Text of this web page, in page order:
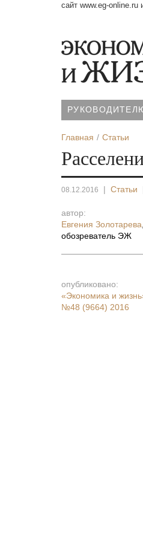
сайт www.eg-
Главная Статьи
08.12.2016 | Статьи
автор:
Евгения Золотарева
обозреватель ЭЖ
опубликовано:
«Экономика и
№48 (9664) 2016